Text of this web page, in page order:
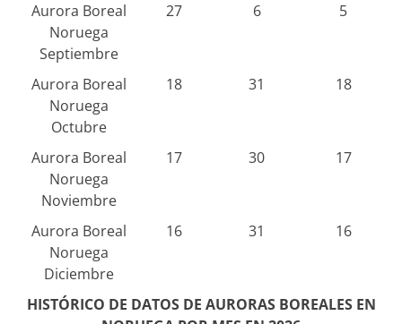
Aurora Boreal
Noruega
Septiembre
27 6 5
Aurora Boreal
Noruega
Octubre
18 31 18
Aurora Boreal
Noruega
Noviembre
17 30 17
Aurora Boreal
Noruega
Diciembre
16 31 16
HISTÓRICO DE DATOS DE AURORAS BOREALES EN